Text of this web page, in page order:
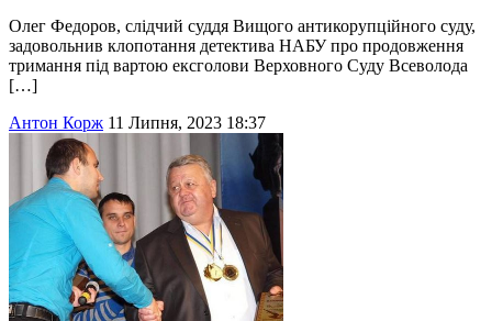
Олег Федоров, слідчий суддя Вищого антикорупційного суду,
задовольнив клопотання детектива НАБУ про продовження
тримання під вартою ексголови Верховного Суду Всеволода
[…]
Антон Корж 11 Липня, 2023 18:37